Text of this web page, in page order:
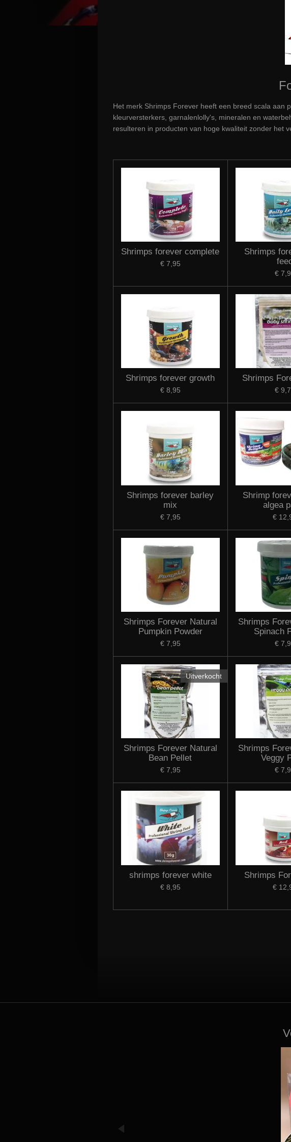
Het merk Shrimps Forever heeft een breed scala aan
kleurversterkers, garnalenlolly's, mineralen en
resulteren in producten van hoge kwaliteit zonder het
Shrimps forever complete
€ 7,95
Shrimps
€
Shrimps forever growth
€ 8,95
Shrimps
€
Shrimps forever barley
mix
€ 7,95
Shrimp
algea
€
Shrimps Forever Natural
Pumpkin Powder
€ 7,95
Shrimps
Spinach
€
Uitverkocht
Shrimps Forever Natural
Bean Pellet
€ 7,95
Shrimps
Veggy
€
shrimps forever white
€ 8,95
Shrimps
€